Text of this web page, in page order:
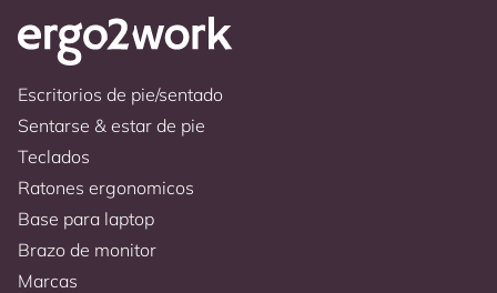
Escritorios de pie/sentado
Sentarse & estar de pie
Teclados
Ratones ergonomicos
Base para laptop
Brazo de monitor
Marcas